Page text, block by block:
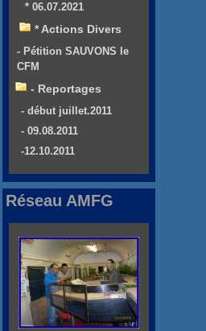
* 06.07.2021
* Actions Divers
- Pétition SAUVONS le
CFM
- Reportages
- début juillet.2011
- 09.08.2011
-12.10.2011
Réseau AMFG